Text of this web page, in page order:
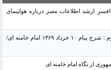
ارشد اطلاعات مصر درباره هواپیمای
منشور گفتمان امام و انقلاب - 7 /بخش دوم : شرح پیام ۱۰ خرداد ۱۳۶۹ امام خامنه ای/
از نگاه امام خامنه ای